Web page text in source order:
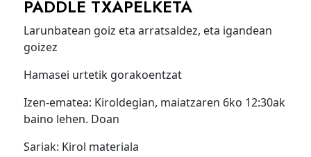
PADDLE TXAPELKETA
Larunbatean goiz eta arratsaldez, eta igandean
goizez
Hamasei urtetik gorakoentzat
Izen-ematea: Kiroldegian, maiatzaren 6ko 12:30ak
baino lehen. Doan
Sariak: Kirol materiala